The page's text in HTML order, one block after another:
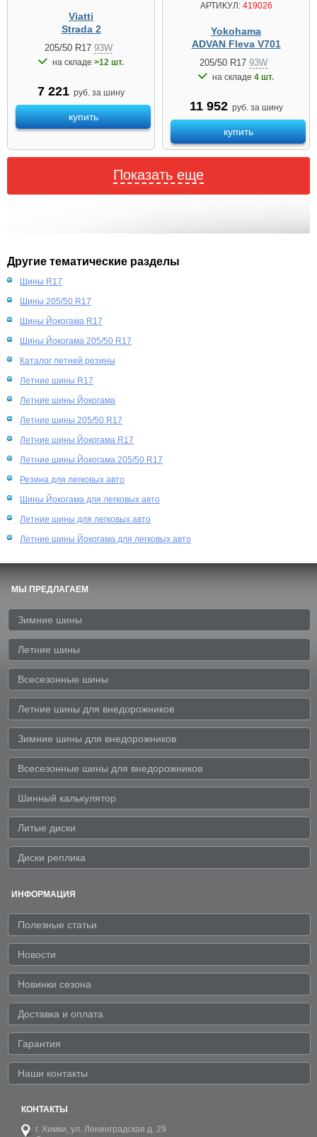
Viatti
Strada 2
205/50 R17 93W
на складе >12 шт.
7 221 руб. за шину
купить
АРТИКУЛ:419026
Yokohama
ADVAN Fleva V701
205/50 R17 93W
на складе 4 шт.
11 952 руб. за шину
купить
Показать еще
Другие тематические разделы
Шины R17
Шины 205/50 R17
Шины Йокогама R17
Шины Йокогама 205/50 R17
Каталог летней резины
Летние шины R17
Летние шины Йокогама
Летние шины 205/50 R17
Летние шины Йокогама R17
Летние шины Йокогама 205/50 R17
Резина для легковых авто
Шины Йокогама для легковых авто
Летние шины для легковых авто
Летние шины Йокогама для легковых авто
МЫ ПРЕДЛАГАЕМ
Зимние шины
Летние шины
Всесезонные шины
Летние шины для внедорожников
Зимние шины для внедорожников
Всесезонные шины для внедорожников
Шинный калькулятор
Литые диски
Диски реплика
ИНФОРМАЦИЯ
Полезные статьи
Новости
Новинки сезона
Доставка и оплата
Гарантия
Наши контакты
КОНТАКТЫ
г. Химки, ул. Ленинградская д. 29